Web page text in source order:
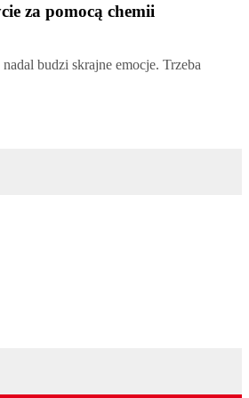
za pomocą chemii
budzi skrajne emocje. Trzeba